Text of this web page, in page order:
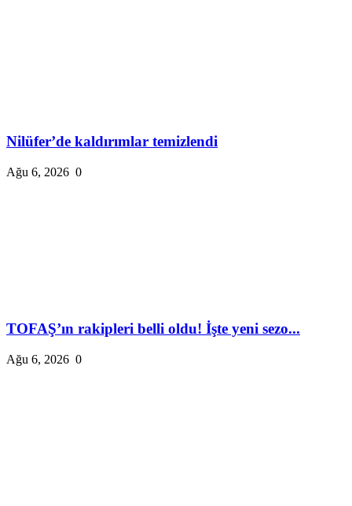
Nilüfer’de kaldırımlar temizlendi
Ağu 6, 2026 0
TOFAŞ’ın rakipleri belli oldu! İşte yeni sezo...
Ağu 6, 2026 0